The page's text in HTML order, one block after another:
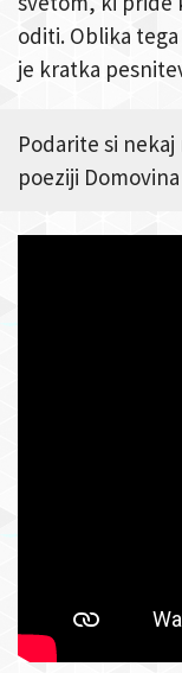
oditi. Oblika
je kratka
Podarite si
poeziji